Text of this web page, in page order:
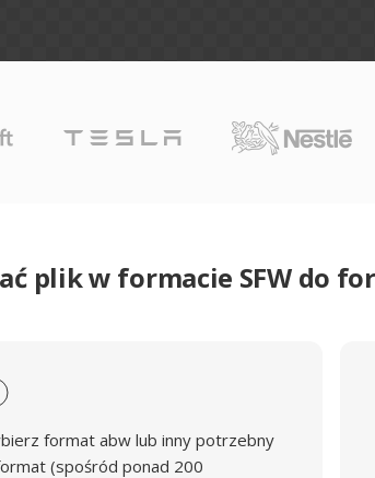
plik w formacie SFW do
format abw lub inny potrzebny
(spośród ponad 200